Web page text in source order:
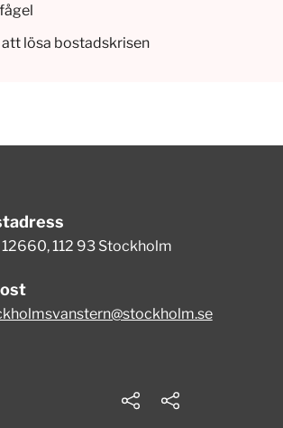
lösa bostadskrisen
12660, 112 93 Stockholm